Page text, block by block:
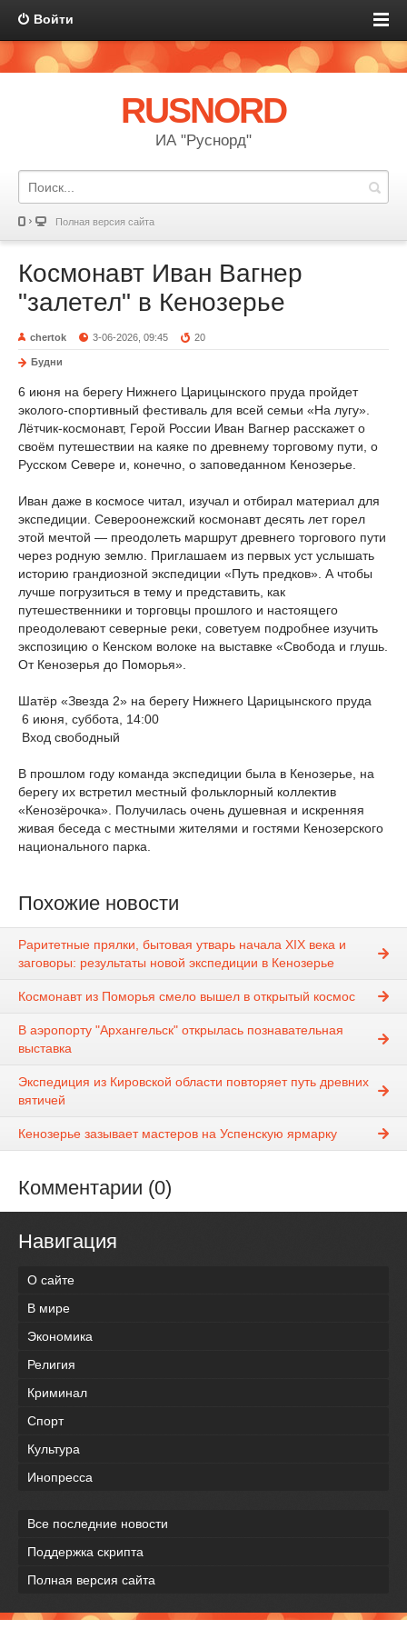
Войти
RUSNORD
ИА "Руснорд"
Полная версия сайта
Космонавт Иван Вагнер
"залетел" в Кенозерье
chertok 3-06-2026, 09:45 20
Будни
6 июня на берегу Нижнего Царицынского пруда пройдет
эколого-спортивный фестиваль для всей семьи «На лугу».
Лётчик-космонавт, Герой России Иван Вагнер расскажет о
своём путешествии на каяке по древнему торговому пути, о
Русском Севере и, конечно, о заповеданном Кенозерье.
Иван даже в космосе читал, изучал и отбирал материал для
экспедиции. Североонежский космонавт десять лет горел
этой мечтой — преодолеть маршрут древнего торгового пути
через родную землю. Приглашаем из первых уст услышать
историю грандиозной экспедиции «Путь предков». А чтобы
лучше погрузиться в тему и представить, как
путешественники и торговцы прошлого и настоящего
преодолевают северные реки, советуем подробнее изучить
экспозицию о Кенском волоке на выставке «Свобода и глушь.
От Кенозерья до Поморья».
Шатёр «Звезда 2» на берегу Нижнего Царицынского пруда
6 июня, суббота, 14:00
Вход свободный
В прошлом году команда экспедиции была в Кенозерье, на
берегу их встретил местный фольклорный коллектив
«Кенозёрочка». Получилась очень душевная и искренняя
живая беседа с местными жителями и гостями Кенозерского
национального парка.
Похожие новости
Раритетные прялки, бытовая утварь начала XIX века и
заговоры: результаты новой экспедиции в Кенозерье
Космонавт из Поморья смело вышел в открытый космос
В аэропорту "Архангельск" открылась познавательная
выставка
Экспедиция из Кировской области повторяет путь древних
вятичей
Кенозерье зазывает мастеров на Успенскую ярмарку
Комментарии (0)
Навигация
О сайте
В мире
Экономика
Религия
Криминал
Спорт
Культура
Инопресса
Все последние новости
Поддержка скрипта
Полная версия сайта